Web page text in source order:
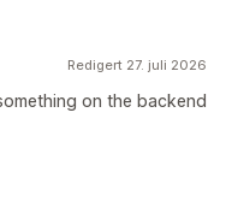
Redigert 27. juli 2026
on the backend